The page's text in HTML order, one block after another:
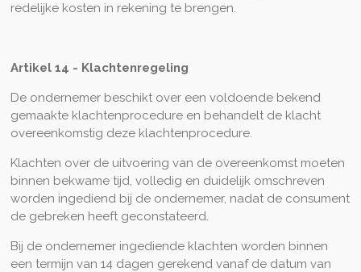
redelijke kosten in rekening te brengen.
Artikel 14 - Klachtenregeling
De ondernemer beschikt over een voldoende bekend
gemaakte klachtenprocedure en behandelt de klacht
overeenkomstig deze klachtenprocedure.
Klachten over de uitvoering van de overeenkomst moeten
binnen bekwame tijd, volledig en duidelijk omschreven
worden ingediend bij de ondernemer, nadat de consument
de gebreken heeft geconstateerd.
Bij de ondernemer ingediende klachten worden binnen
een termijn van 14 dagen gerekend vanaf de datum van